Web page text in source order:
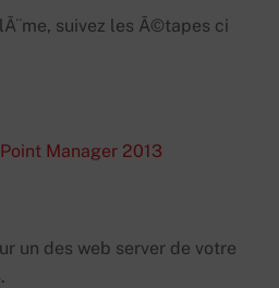
suivez les Ã©tapes ci
Manager 2013
un des web server de votre